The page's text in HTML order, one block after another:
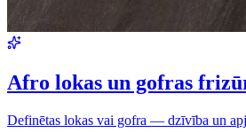
Afro lokas un gofras
Definētas lokas vai gofra — dzīvība un